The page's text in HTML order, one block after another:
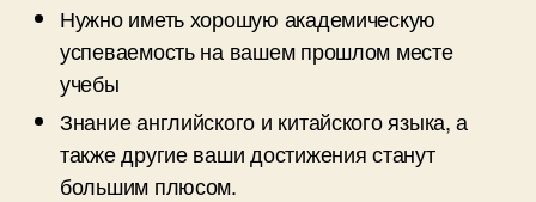
Нужно иметь хорошую академическую
успеваемость на вашем прошлом месте
учебы
Знание английского и китайского языка, а
также другие ваши достижения станут
большим плюсом.